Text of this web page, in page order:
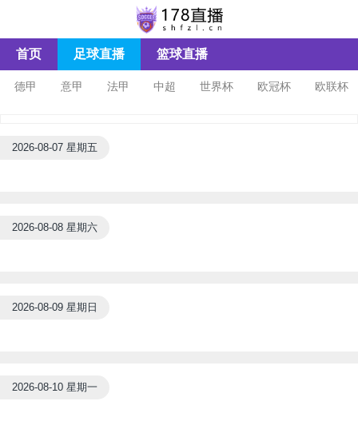
首页 足球直播 篮球直播
德甲 意甲 法甲 中超 世界杯 欧冠杯 欧联杯
2026-08-07 星期五
2026-08-08 星期六
2026-08-09 星期日
2026-08-10 星期一